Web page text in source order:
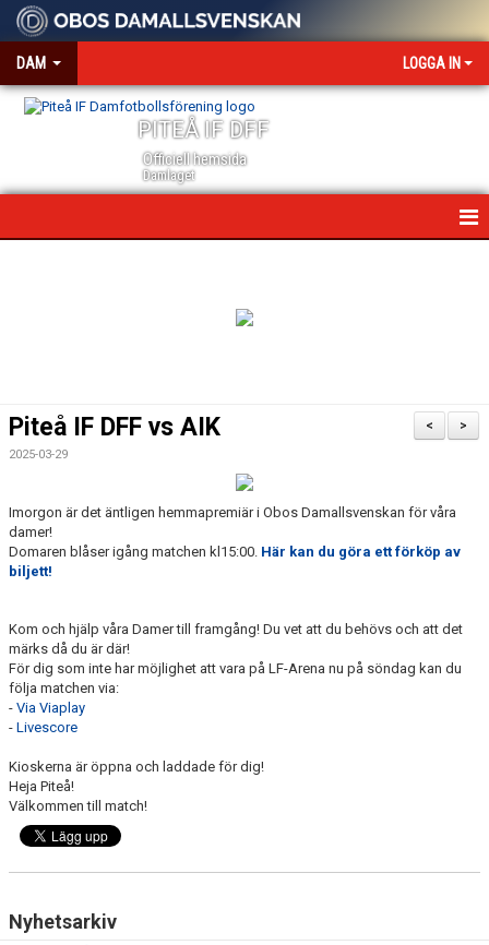
DAM LOGGA IN
PITEÅ IF DFF
Officiell hemsida
Damlaget
KALENDER
MATCHER & SERIETABELL
>
<
Piteå IF DFF vs AIK
2025-03-29
Imorgon är det äntligen hemmapremiär i Obos Damallsvenskan för våra
damer!
Domaren blåser igång matchen kl15:00. Här kan du göra ett förköp av
biljett!
Kom och hjälp våra Damer till framgång! Du vet att du behövs och att det
märks då du är där!
För dig som inte har möjlighet att vara på LF-Arena nu på söndag kan du
följa matchen via:
- Via Viaplay
- Livescore
Kioskerna är öppna och laddade för dig!
Heja Piteå!
Välkommen till match!
Nyhetsarkiv